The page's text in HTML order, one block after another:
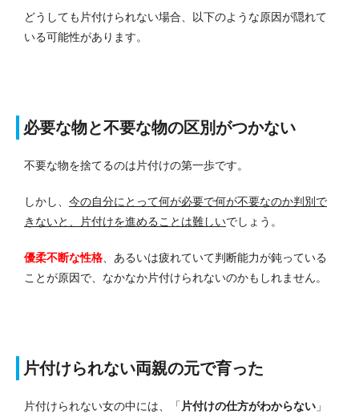
どうしても片付けられない場合、以下のような原因が隠れて
いる可能性があります。
必要な物と不要な物の区別がつかない
不要な物を捨てるのは片付けの第一歩です。
しかし、 今の自分にとって何が必要で何が不要なのか判別で
きないと、片付けを進めることは難しいでしょう。
優柔不断な性格 、あるいは疲れていて判断能力が鈍っている
ことが原因で、なかなか片付けられないのかもしれません。
片付けられない両親の元で育った
片付けられない女の中には、「片付けの仕方がわからない 」